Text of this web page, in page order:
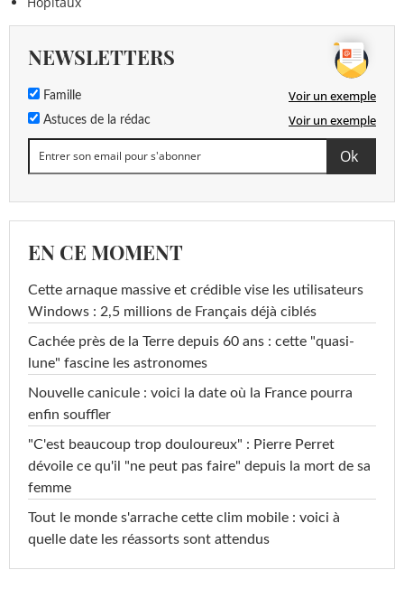
NEWSLETTERS
Famille Voir un exemple
Astuces de la rédac Voir un exemple
EN CE MOMENT
Cette arnaque massive et crédible vise les utilisateurs
Windows : 2,5 millions de Français déjà ciblés
Cachée près de la Terre depuis 60 ans : cette "quasi-
lune" fascine les astronomes
Nouvelle canicule : voici la date où la France pourra
enfin souffler
"C'est beaucoup trop douloureux" : Pierre Perret
dévoile ce qu'il "ne peut pas faire" depuis la mort de sa
femme
Tout le monde s'arrache cette clim mobile : voici à
quelle date les réassorts sont attendus